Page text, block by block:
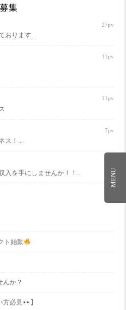
集
27pv
おります...
11pv
11pv
7pv
ス！...
入を手にしませんか！！...
ト始動
んか？
方必見 】
MENU